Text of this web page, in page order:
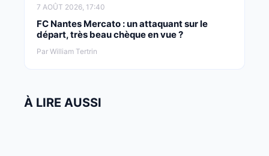
7 AOÛT 2026, 17:40
FC Nantes Mercato : un attaquant sur le
départ, très beau chèque en vue ?
Par William Tertrin
À LIRE AUSSI